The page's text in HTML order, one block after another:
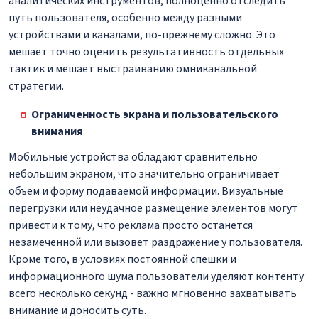
путь пользователя, особенно между разными
устройствами и каналами, по-прежнему сложно. Это
мешает точно оценить результативность отдельных
тактик и мешает выстраиванию омниканальной
стратегии.
Ограниченность экрана и пользовательского
внимания
Мобильные устройства обладают сравнительно
небольшим экраном, что значительно ограничивает
объем и форму подаваемой информации. Визуальные
перегрузки или неудачное размещение элементов могут
привести к тому, что реклама просто останется
незамеченной или вызовет раздражение у пользователя.
Кроме того, в условиях постоянной спешки и
информационного шума пользователи уделяют контенту
всего несколько секунд - важно мгновенно захватывать
внимание и доносить суть.